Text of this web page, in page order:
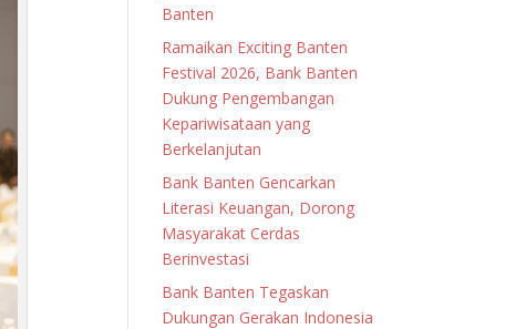
Banten
Ramaikan Exciting Banten
Festival 2026, Bank Banten
Dukung Pengembangan
Kepariwisataan yang
Berkelanjutan
Bank Banten Gencarkan
Literasi Keuangan, Dorong
Masyarakat Cerdas
Berinvestasi
Bank Banten Tegaskan
Dukungan Gerakan Indonesia